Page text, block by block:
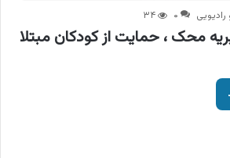
۰ ۳۴
محک ، حمایت از کودکان مبتلا